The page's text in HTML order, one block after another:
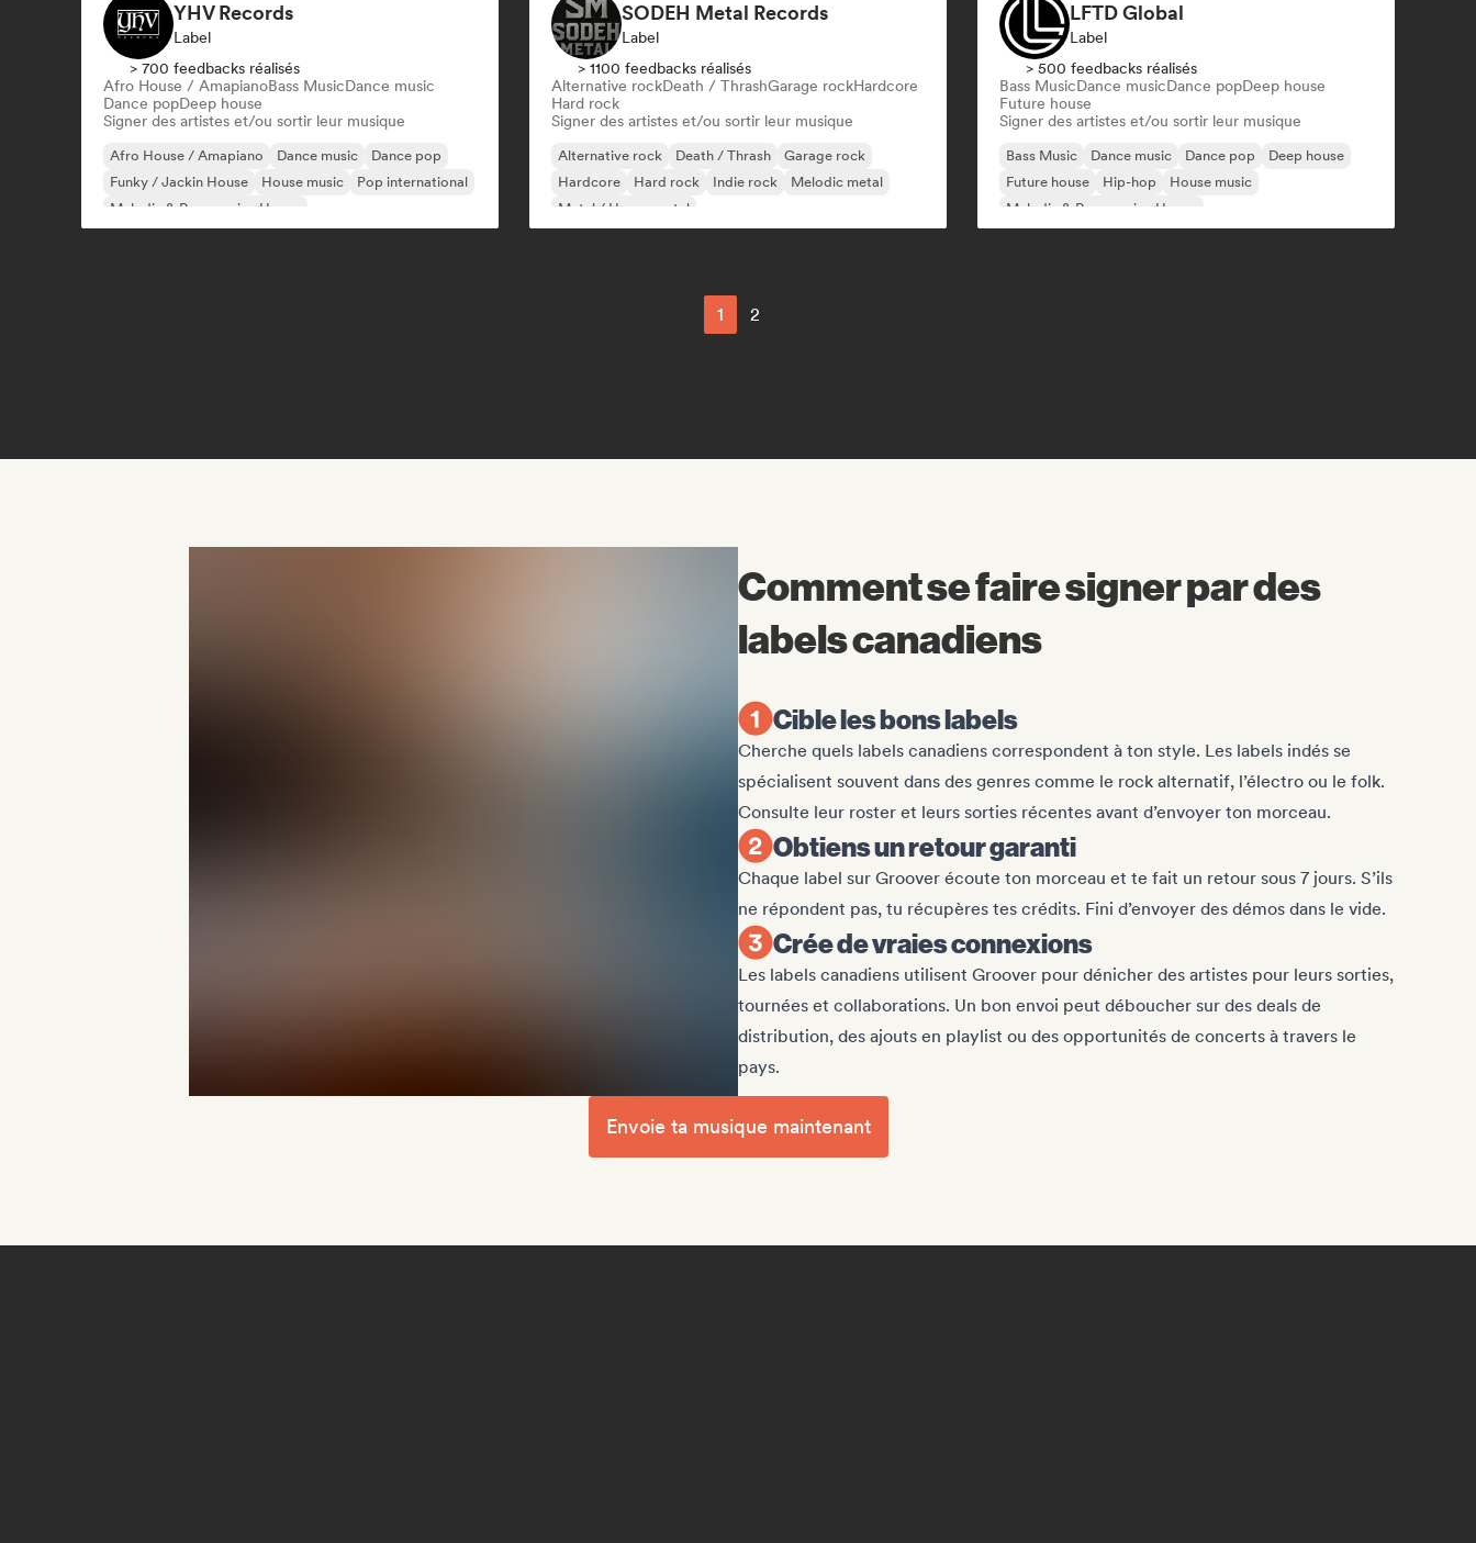
YHV Records
Label
> 700 feedbacks réalisés
Afro House / AmapianoBass MusicDance music
Dance popDeep house
Signer des artistes et/ou sortir leur musique
Afro House / Amapiano Dance music
Dance pop
Funky / Jackin House
House music
Pop international
Melodic & Progressive House
SODEH Metal Records
Label
> 1100 feedbacks réalisés
Alternative rockDeath / ThrashGarage rockHardcore
Hard rock
Signer des artistes et/ou sortir leur musique
Alternative rock Death / Thrash
Garage rock
Hardcore
Hard rock Indie rock
Melodic metal
Metal / Heavy metal
LFTD Global
Label
> 500 feedbacks réalisés
Bass MusicDance musicDance popDeep house
Future house
Signer des artistes et/ou sortir leur musique
Bass Music Dance music Dance pop
Deep house
Future house
Hip-hop
House music
Melodic & Progressive House
1 2
Comment se faire signer par des
labels canadiens
Cible les bons labels
Cherche quels labels canadiens correspondent à ton style. Les labels indés se
spécialisent souvent dans des genres comme le rock alternatif, l’électro ou le folk.
Consulte leur roster et leurs sorties récentes avant d’envoyer ton morceau.
Obtiens un retour garanti
Chaque label sur Groover écoute ton morceau et te fait un retour sous 7 jours. S’ils
ne répondent pas, tu récupères tes crédits. Fini d’envoyer des démos dans le vide.
Crée de vraies connexions
Les labels canadiens utilisent Groover pour dénicher des artistes pour leurs sorties,
tournées et collaborations. Un bon envoi peut déboucher sur des deals de
distribution, des ajouts en playlist ou des opportunités de concerts à travers le
pays.
Envoie ta musique maintenant